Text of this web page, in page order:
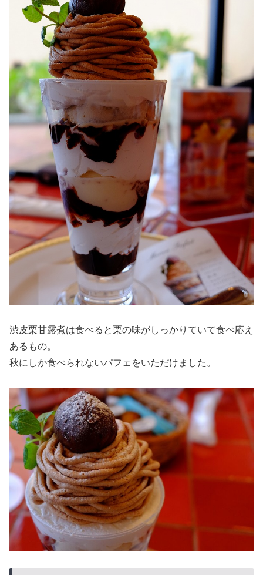
渋皮栗甘露煮は食べると栗の味がしっかりていて食べ応え
あるもの。
秋にしか食べられないパフェをいただけました。